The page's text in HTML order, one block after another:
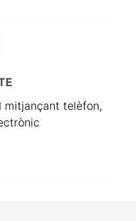
mitjançant telèfon,